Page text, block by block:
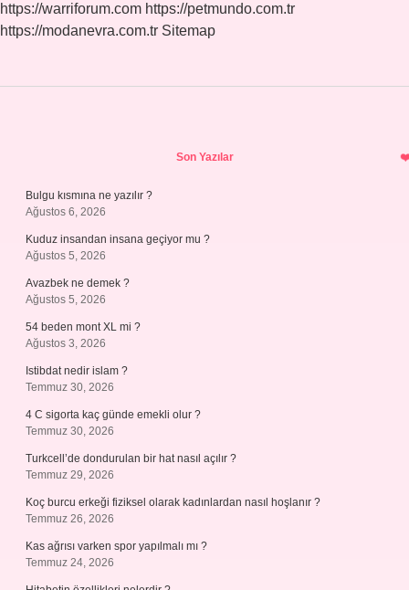
https://warriforum.com https://petmundo.com.tr
https://modanevra.com.tr Sitemap
Son Yazılar
Bulgu kısmına ne yazılır ?
Ağustos 6, 2026
Kuduz insandan insana geçiyor mu ?
Ağustos 5, 2026
Avazbek ne demek ?
Ağustos 5, 2026
54 beden mont XL mi ?
Ağustos 3, 2026
Istibdat nedir islam ?
Temmuz 30, 2026
4 C sigorta kaç günde emekli olur ?
Temmuz 30, 2026
Turkcell’de dondurulan bir hat nasıl açılır ?
Temmuz 29, 2026
Koç burcu erkeği fiziksel olarak kadınlardan nasıl hoşlanır ?
Temmuz 26, 2026
Kas ağrısı varken spor yapılmalı mı ?
Temmuz 24, 2026